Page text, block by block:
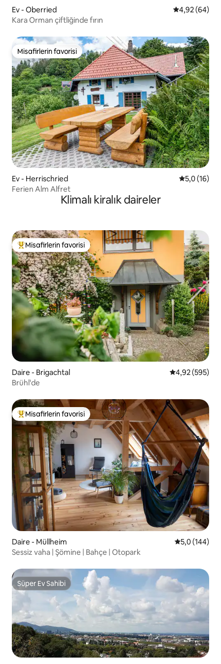
Ev - Oberried 5 üzerinden
4,92 (64)
Kara Orman çiftliğinde fırın
Misafirlerin favorisi
Misafirlerin favorisi
Ev - Herrischried 55,0 (16)
Ferien Alm Alfret
Klimalı kiralık daireler
Misafirlerin favorilerinden en beğenilenler arasında
Misafirlerin favorisi
Daire - Brigachtal 5 üzerinden
4,92 (595)
Brühl'de
Misafirlerin favorilerinden en beğenilenler arasında
Misafirlerin favorisi
Daire - Müllheim 5 üzerinden
5,0 (144)
Sessiz vaha | Şömine | Bahçe | Otopark
Süper Ev Sahibi
Süper Ev Sahibi